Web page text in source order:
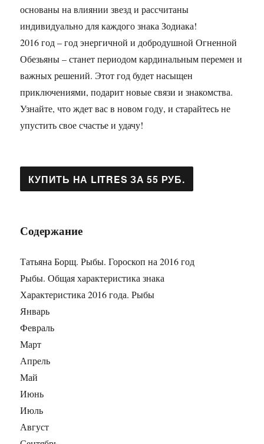
основаны на влиянии звезд и рассчитаны
индивидуально для каждого знака Зодиака!
2016 год – год энергичной и добродушной Огненной
Обезьяны – станет периодом кардинальным перемен и
важных решений. Этот год будет насыщен
приключениями, подарит новые связи и знакомства.
Узнайте, что ждет вас в новом году, и старайтесь не
упустить свое счастье и удачу!
Содержание
Татьяна Борщ. Рыбы. Гороскоп на 2016 год
Рыбы. Общая характеристика знака
Характеристика 2016 года. Рыбы
Январь
Февраль
Март
Апрель
Май
Июнь
Июль
Август